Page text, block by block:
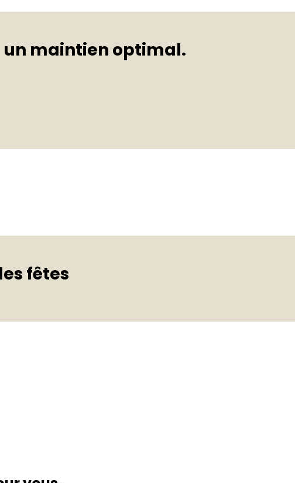
un maintien optimal.
fêtes